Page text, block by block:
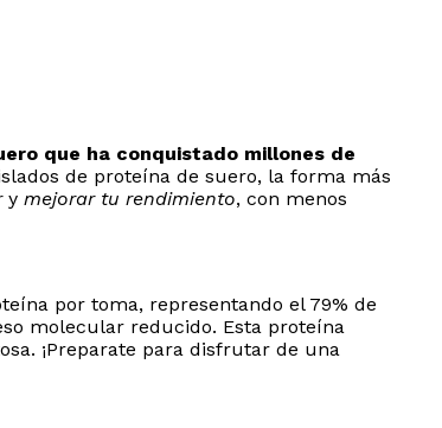
que ha conquistado millones de
de proteína de suero, la forma más
y mejorar tu rendimiento, con menos
por toma, representando el 79% de
molecular reducido. Esta proteína
¡Preparate para disfrutar de una